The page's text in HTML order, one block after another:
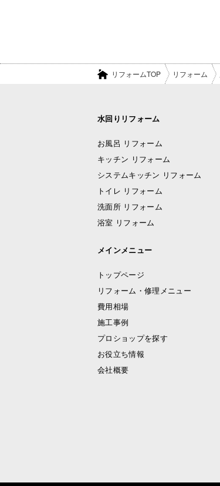
リフォームTOP リフォーム
水回りリフォーム
お風呂 リフォーム
キッチン リフォーム
システムキッチン リフォーム
トイレ リフォーム
洗面所 リフォーム
浴室 リフォーム
メインメニュー
トップページ
リフォーム・修理メニュー
費用相場
施工事例
プロショップを探す
お役立ち情報
会社概要